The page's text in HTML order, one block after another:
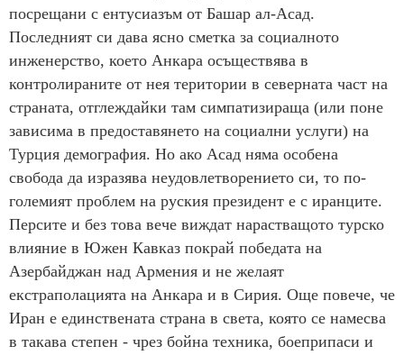
посрещани с ентусиазъм от Башар ал-Асад.
Последният си дава ясно сметка за социалното
инженерство, което Анкара осъществява в
контролираните от нея територии в северната част на
страната, отглеждайки там симпатизираща (или поне
зависима в предоставянето на социални услуги) на
Турция демография. Но ако Асад няма особена
свобода да изразява неудовлетворението си, то по-
големият проблем на руския президент е с иранците.
Персите и без това вече виждат нарастващото турско
влияние в Южен Кавказ покрай победата на
Азербайджан над Армения и не желаят
екстраполацията на Анкара и в Сирия. Още повече, че
Иран е единствената страна в света, която се намесва
в такава степен - чрез бойна техника, боеприпаси и